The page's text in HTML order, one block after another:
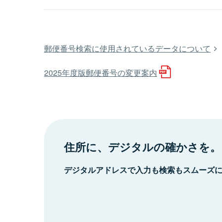
郵便番号検索に使用されているデータについて
2025年度版郵便番号の変更案内
住所に、デジタルの確かさを。
デジタルアドレスで入力も検索もスムーズ